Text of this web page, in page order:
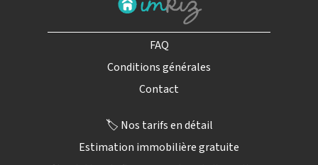
FAQ
Conditions générales
Contact
🏷️ Nos tarifs en détail
Estimation immobilière gratuite